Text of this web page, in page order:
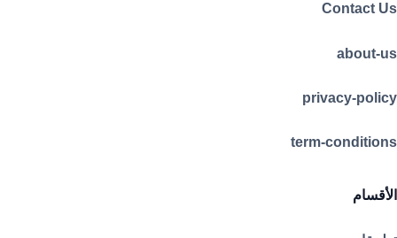
Contact Us
about-us
privacy-policy
term-conditions
الأقسام